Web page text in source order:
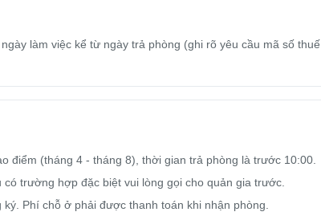
làm việc kể từ ngày trả phòng (ghi rõ yêu cầu mã số thuế
điểm (tháng 4 - tháng 8), thời gian trả phòng là trước 10:00.
trường hợp đặc biệt vui lòng gọi cho quản gia trước.
Phí chỗ ở phải được thanh toán khi nhận phòng.